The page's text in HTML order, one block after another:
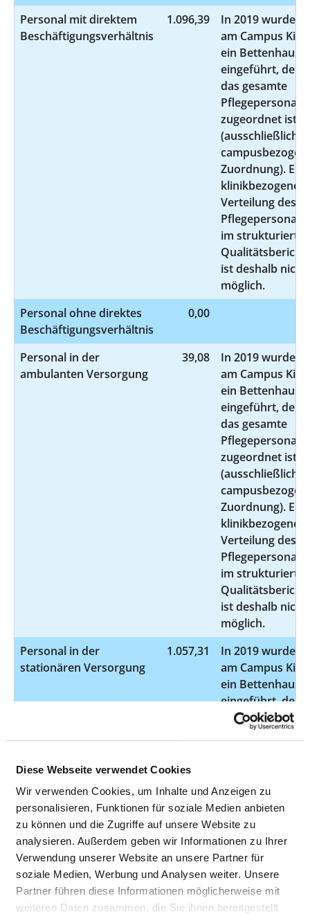
Diese Webseite verwendet Cookies
Wir verwenden Cookies, um Inhalte und Anzeigen zu
personalisieren, Funktionen für soziale Medien anbieten
zu können und die Zugriffe auf unsere Website zu
analysieren. Außerdem geben wir Informationen zu Ihrer
Verwendung unserer Website an unsere Partner für
soziale Medien, Werbung und Analysen weiter. Unsere
Partner führen diese Informationen möglicherweise mit
weiteren Daten zusammen, die Sie ihnen bereitgestellt
Personal mit direktem
Beschäftigungsverhältnis
1.096,39
In 2019 wurde
am Campus Kiel
ein Bettenhaus
eingeführt, dem
das gesamte
Pflegepersonal
zugeordnet ist
(ausschließlich
Zuordnung). Eine
klinikbezogene
Verteilung des
Pflegepersonals
im
Qualitätsbericht
ist deshalb nicht
möglich.
Personal ohne direktes
Beschäftigungsverhältnis
0,00
Personal in der
ambulanten Versorgung
39,08
In 2019 wurde
am Campus Kiel
ein Bettenhaus
eingeführt, dem
das gesamte
Pflegepersonal
zugeordnet ist
(ausschließlich
Zuordnung). Eine
klinikbezogene
Verteilung des
Pflegepersonals
im
Qualitätsbericht
ist deshalb nicht
möglich.
Personal in der
stationären Versorgung
1.057,31
In 2019 wurde
am Campus Kiel
ein Bettenhaus
eingeführt, dem
das gesamte
Pflegepersonal
Zuordnung). Eine
klinikbezogene
Verteilung des
Pflegepersonals
im
Qualitätsbericht
ist deshalb nicht